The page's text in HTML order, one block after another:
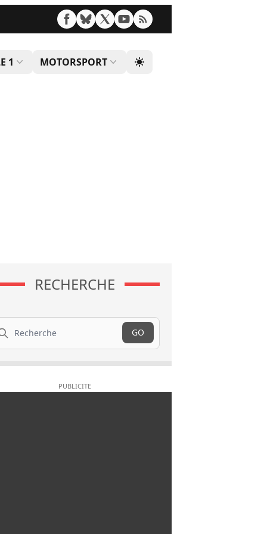
1 MOTORSPORT
RECHERCHE
GO